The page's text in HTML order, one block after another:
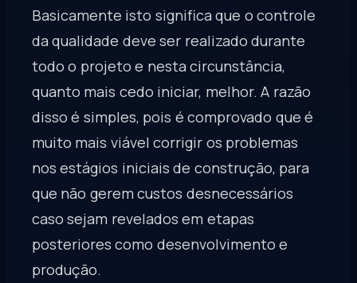
Basicamente isto significa que o controle
da qualidade deve ser realizado durante
todo o projeto e nesta circunstância,
quanto mais cedo iniciar, melhor. A razão
disso é simples, pois é comprovado que é
muito mais viável corrigir os problemas
nos estágios iniciais de construção, para
que não gerem custos desnecessários
caso sejam revelados em etapas
posteriores como desenvolvimento e
produção.